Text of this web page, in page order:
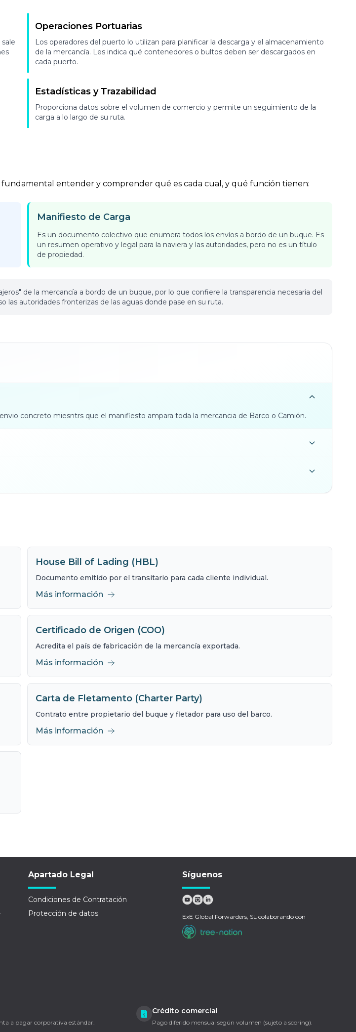
Operaciones Portuarias
Los operadores del puerto lo utilizan para planificar la descarga y el almacenamiento
de la mercancía. Les indica qué contenedores o bultos deben ser descargados en
cada puerto.
Estadísticas y Trazabilidad
Proporciona datos sobre el volumen de comercio y permite un seguimiento de la
carga a lo largo de su ruta.
entender y comprender qué es cada cual, y qué función tienen:
Manifiesto de Carga
Es un documento colectivo que enumera todos los envíos a bordo de un buque. Es
un resumen operativo y legal para la naviera y las autoridades, pero no es un título
de propiedad.
de la mercancía a bordo de un buque, por lo que confiere la transparencia necesaria del
las autoridades fronterizas de las aguas donde pase en su ruta.
concreto miesntrs que el manifiesto ampara toda la mercancia de Barco o Camión.
House Bill of Lading (HBL)
Documento emitido por el transitario para cada cliente individual.
Más información
Certificado de Origen (COO)
Acredita el país de fabricación de la mercancía exportada.
Más información
Carta de Fletamento (Charter Party)
Contrato entre propietario del buque y fletador para uso del barco.
Más información
Apartado Legal
Condiciones de Contratación
Protección de datos
Síguenos
ExE Global Forwarders, SL colaborando con
a pagar corporativa estándar.
Crédito comercial
Pago diferido mensual según volumen (sujeto a scoring).